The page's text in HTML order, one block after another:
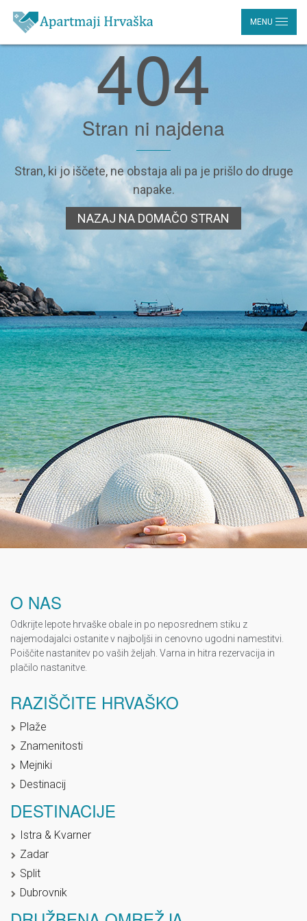
MENU
404
Stran ni najdena
Stran, ki jo iščete, ne obstaja ali pa je prišlo do druge
napake.
NAZAJ NA DOMAČO STRAN
O NAS
Odkrijte lepote hrvaške obale in po neposrednem stiku z
najemodajalci ostanite v najboljši in cenovno ugodni namestitvi.
Poiščite nastanitev po vaših željah. Varna in hitra rezervacija in
plačilo nastanitve.
RAZIŠČITE HRVAŠKO
Plaže
Znamenitosti
Mejniki
Destinacij
DESTINACIJE
Istra & Kvarner
Zadar
Split
Dubrovnik